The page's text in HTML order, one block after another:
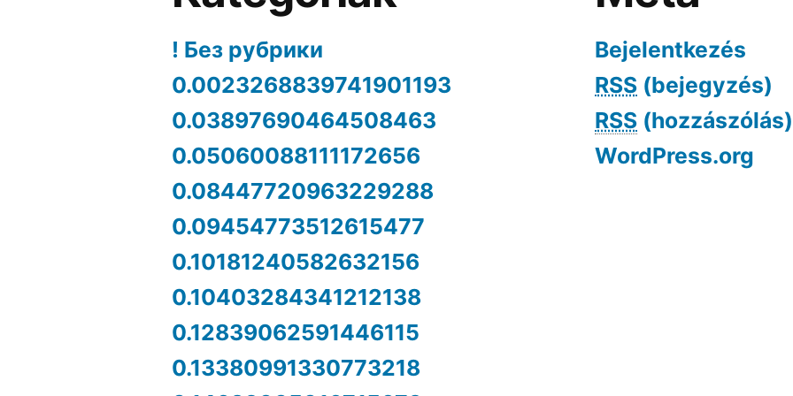
! Без рубрики
0.0023268839741901193
0.03897690464508463
0.05060088111172656
0.08447720963229288
0.09454773512615477
0.10181240582632156
0.10403284341212138
0.12839062591446115
0.13380991330773218
Bejelentkezés
RSS (bejegyzés)
RSS (hozzászólás)
WordPress.org